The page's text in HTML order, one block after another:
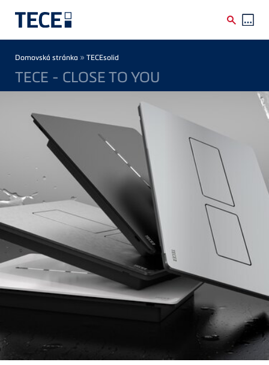
Breadcrumb
Domovská stránka » TECEsolid
TECE - CLOSE TO YOU